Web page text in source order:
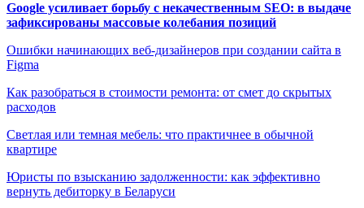
Google усиливает борьбу с некачественным SEO: в выдаче
зафиксированы массовые колебания позиций
Ошибки начинающих веб-дизайнеров при создании сайта в
Figma
Как разобраться в стоимости ремонта: от смет до скрытых
расходов
Светлая или темная мебель: что практичнее в обычной
квартире
Юристы по взысканию задолженности: как эффективно
вернуть дебиторку в Беларуси